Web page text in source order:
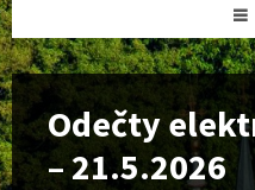
Odečty
– 21.5.2026